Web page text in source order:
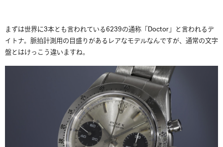
まずは世界に3本とも言われている6239の通称「Doctor」と言われるデ
イトナ。脈拍計測用の目盛りがあるレアなモデルなんですが、通常の文字
盤とはけっこう違いますね。